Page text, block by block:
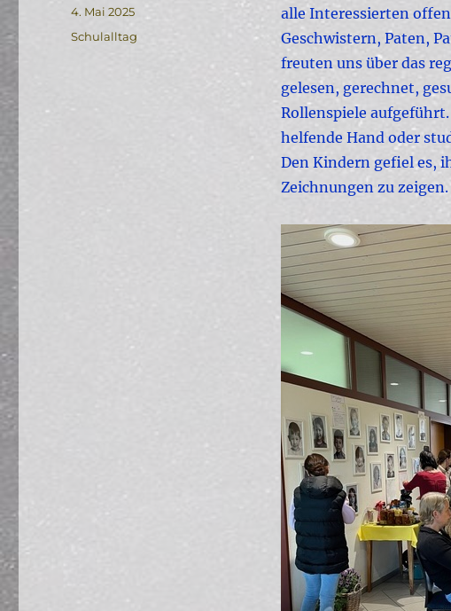
alle Interessierten
Geschwistern, Paten,
freuten uns über das
gelesen, gerechnet,
Rollenspiele
helfende Hand oder
Den Kindern gefiel es,
Zeichnungen zu zeigen.
Veröffentlicht
am
4. Mai 2025
Kategorien
Schulalltag